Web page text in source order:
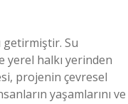
getirmiştir. Su
yerel halkı yerinden
projenin çevresel
yaşamlarını ve